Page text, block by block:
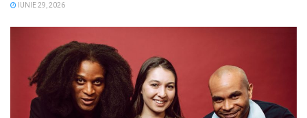
IUNIE 29, 2026